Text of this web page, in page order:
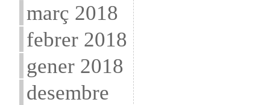
març 2018
febrer 2018
gener 2018
desembre